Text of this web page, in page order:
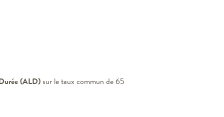
(ALD)sur le taux commun de 65